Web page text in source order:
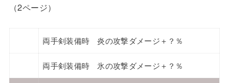
（2ページ）
両手剣装備時 炎の攻撃ダメージ＋？％
両手剣装備時 氷の攻撃ダメージ＋？％